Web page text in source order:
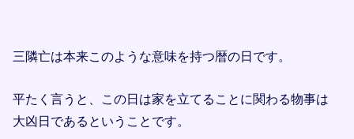
三隣亡は本来このような意味を持つ暦の日です。
平たく言うと、この日は家を立てることに関わる物事は
大凶日であるということです。